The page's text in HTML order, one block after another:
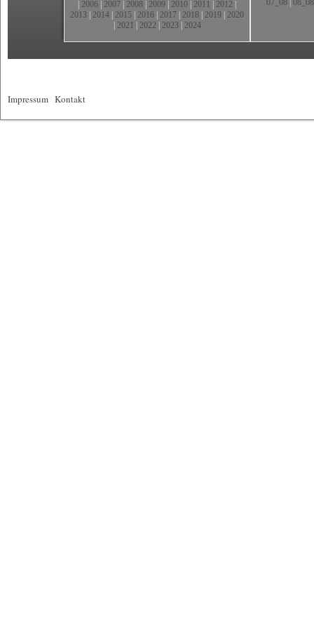
2006 2007 2008 2009 2010 2011 2012
2013 2014 2015 2016 2017 2018 2019 2020
2021 2022 2023| 2024
07_08 08_08
Impressum Kontakt